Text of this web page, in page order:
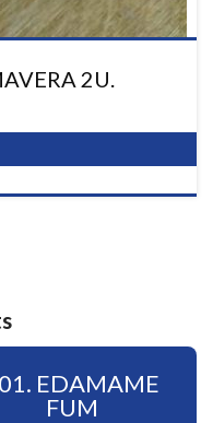
2U.
EDAMAME
FUM